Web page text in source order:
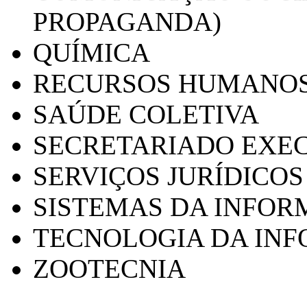
PROPAGANDA)
QUÍMICA
RECURSOS
SAÚDE COLETIVA
SECRETARIADO
SERVIÇOS
SISTEMAS DA
TECNOLOGIA DA
ZOOTECNIA